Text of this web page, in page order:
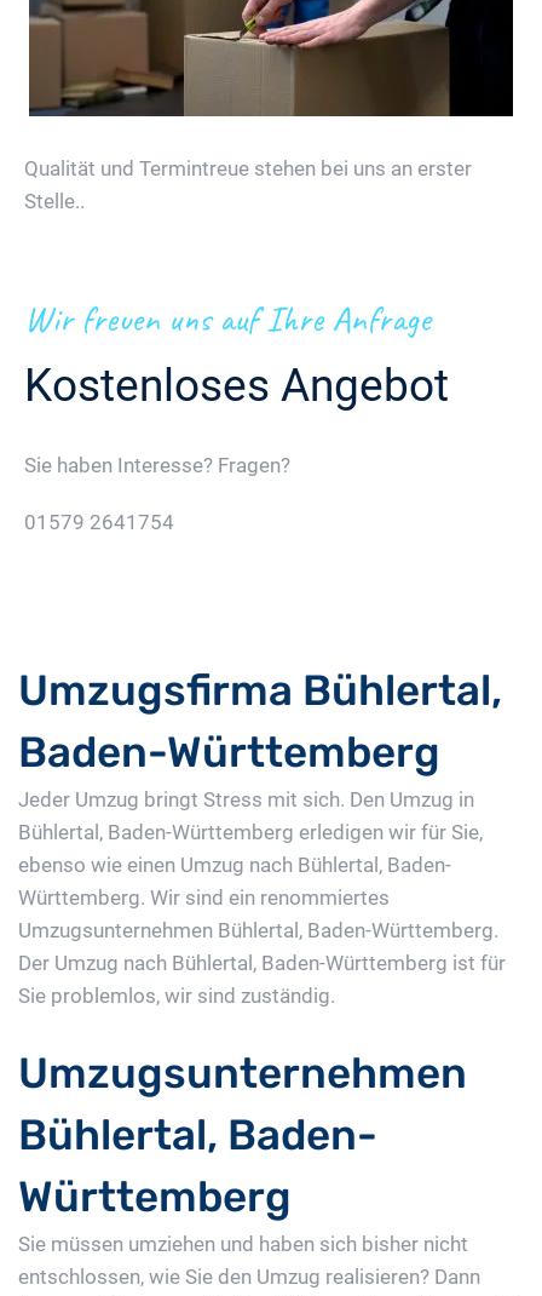
Qualität und Termintreue stehen bei uns an erster
Stelle..
Wir freuen uns auf Ihre Anfrage
Kostenloses Angebot
Sie haben Interesse? Fragen?
01579 2641754
Umzugsfirma Bühlertal,
Baden-Württemberg
Jeder Umzug bringt Stress mit sich. Den Umzug in
Bühlertal, Baden-Württemberg erledigen wir für Sie,
ebenso wie einen Umzug nach Bühlertal, Baden-
Württemberg. Wir sind ein renommiertes
Umzugsunternehmen Bühlertal, Baden-Württemberg.
Der Umzug nach Bühlertal, Baden-Württemberg ist für
Sie problemlos, wir sind zuständig.
Umzugsunternehmen
Bühlertal, Baden-
Württemberg
Sie müssen umziehen und haben sich bisher nicht
entschlossen, wie Sie den Umzug realisieren? Dann